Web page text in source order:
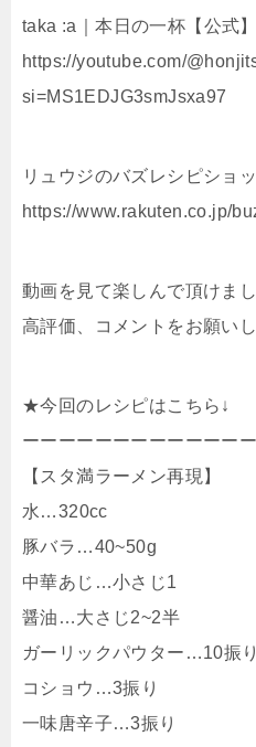
taka :a｜本日の一杯【公式
https://youtube.com/
si=MS1EDJG3smJsxa97
リュウジのバズレシピショ
https://www.rakuten.co.jp/
動画を見て楽しんで頂けま
高評価、コメントをお願いし
★今回のレシピはこちら↓
ーーーーーーーーーーーー
【スタ満ラーメン再現】
水…320cc
豚バラ…40~50g
中華あじ…小さじ1
醤油…大さじ2~2半
ガーリックパウター…10振り
コショウ…3振り
一味唐辛子…3振り